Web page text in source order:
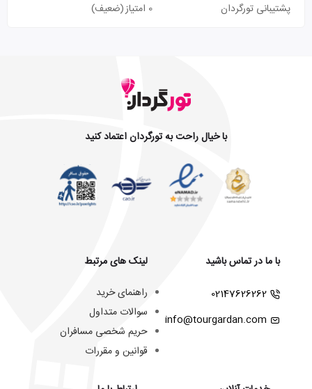
پشتیبانی تورگردان
0 امتیاز (ضعیف)
با خیال راحت به تورگردان اعتماد کنید
با ما در تماس باشید
02147626262
info@tourgardan.com
لینک های مرتبط
راهنمای خرید
سوالات متداول
حریم شخصی مسافران
قوانین و مقررات